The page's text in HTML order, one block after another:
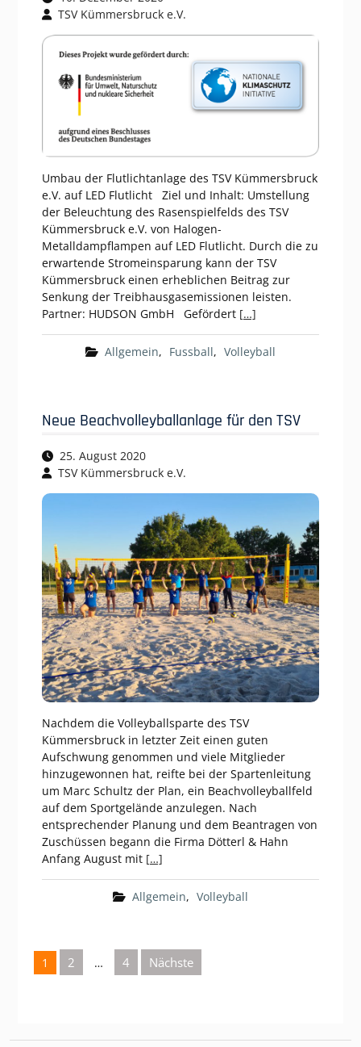
TSV Kümmersbruck e.V.
Umbau der Flutlichtanlage des TSV Kümmersbruck
e.V. auf LED Flutlicht Ziel und Inhalt: Umstellung
der Beleuchtung des Rasenspielfelds des TSV
Kümmersbruck e.V. von Halogen-
Metalldampflampen auf LED Flutlicht. Durch die zu
erwartende Stromeinsparung kann der TSV
Kümmersbruck einen erheblichen Beitrag zur
Senkung der Treibhausgasemissionen leisten.
Partner: HUDSON GmbH Gefördert […]
Allgemein, Fussball, Volleyball
Neue Beachvolleyballanlage für den TSV
25. August 2020
TSV Kümmersbruck e.V.
Nachdem die Volleyballsparte des TSV
Kümmersbruck in letzter Zeit einen guten
Aufschwung genommen und viele Mitglieder
hinzugewonnen hat, reifte bei der Spartenleitung
um Marc Schultz der Plan, ein Beachvolleyballfeld
auf dem Sportgelände anzulegen. Nach
entsprechender Planung und dem Beantragen von
Zuschüssen begann die Firma Dötterl & Hahn
Anfang August mit […]
Allgemein, Volleyball
Seitennummerierung
der1 2 … 4 Nächste